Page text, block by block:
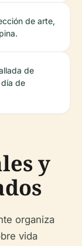
de arte,
de
de
y
organiza
vida